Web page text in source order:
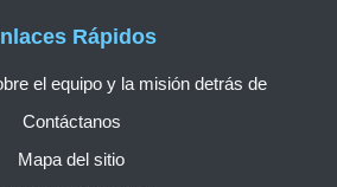
Rápidos
el equipo y la misión detrás de
Contáctanos
Mapa del sitio